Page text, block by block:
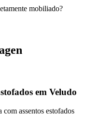
mobiliado?
em Veludo
assentos estofados